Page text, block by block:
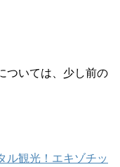
ついては、少し前の
ル観光！エキゾチッ